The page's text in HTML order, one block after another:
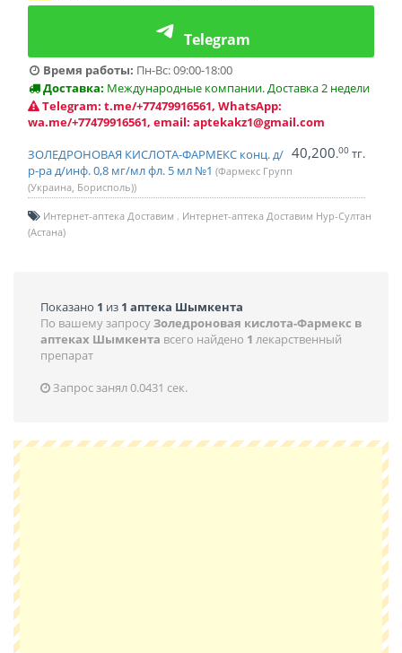
Telegram
Время работы: Пн-Вс: 09:00-18:00
Доставка: Международные компании. Доставка 2 недели
Telegram: t.me/+77479916561, WhatsApp:
wa.me/+77479916561, email: aptekakz1@gmail.com
ЗОЛЕДРОНОВАЯ КИСЛОТА-ФАРМЕКС конц. д/
р-ра д/инф. 0,8 мг/мл фл. 5 мл №1 (Фармекс Групп
(Украина, Борисполь))
40,200.00 тг.
Интернет-аптека Доставим
Интернет-аптека Доставим Нур-Султан
(Астана)
Показано 1 из 1 аптека Шымкента
По вашему запросуЗоледроновая кислота-Фармекс в
аптеках Шымкента всего найдено 1 лекарственный
препарат
Запрос занял 0.0431 сек.